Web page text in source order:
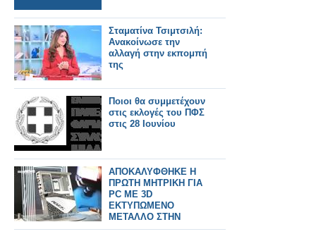
Σταματίνα Τσιμτσιλή:
Aνακοίνωσε την
αλλαγή στην εκπομπή
της
Ποιοι θα συμμετέχουν
στις εκλογές του ΠΦΣ
στις 28 Ιουνίου
ΑΠΟΚΑΛΥΦΘΗΚΕ Η
ΠΡΩΤΗ ΜΗΤΡΙΚΗ ΓΙΑ
PC ΜΕ 3D
ΕΚΤΥΠΩΜΕΝΟ
ΜΕΤΑΛΛΟ ΣΤΗΝ
Computex 2026